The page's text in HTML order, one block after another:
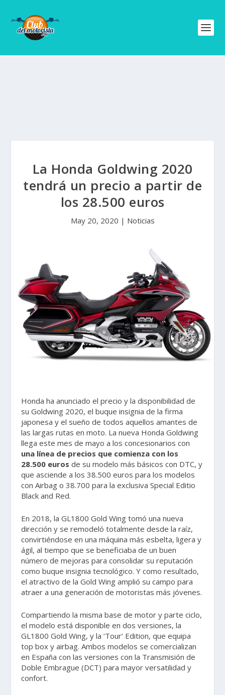
La Honda Goldwing 2020
tendrá un precio a partir de
los 28.500 euros
May 20, 2020 | Noticias
Honda ha anunciado el precio y la disponibilidad de
su Goldwing 2020, el buque insignia de la firma
japonesa y el sueño de todos aquellos amantes de
las largas rutas en moto. La nueva Honda Goldwing
llega este mes de mayo a los concesionarios con
una línea de precios que comienza con los
28.500 euros de su modelo más básicos con DTC, y
que asciende a los 38.500 euros para los modelos
con Airbag o 38.700 para la exclusiva Special Editio
Black and Red.
En 2018, la GL1800 Gold Wing tomó una nueva
dirección y se remodeló totalmente desde la raíz,
convirtiéndose en una máquina más esbelta, ligera y
ágil, al tiempo que se beneficiaba de un buen
número de mejoras para consolidar su reputación
como buque insignia tecnológico. Y como resultado,
el atractivo de la Gold Wing amplió su campo para
atraer a una generación de motoristas más jóvenes.
Compartiendo la misma base de motor y parte ciclo,
el modelo está disponible en dos versiones, la
GL1800 Gold Wing, y la ‘Tour’ Edition, que equipa
top box y airbag. Ambos modelos se comercializan
en España con las versiones con la Transmisión de
Doble Embrague (DCT) para mayor versatilidad y
confort.